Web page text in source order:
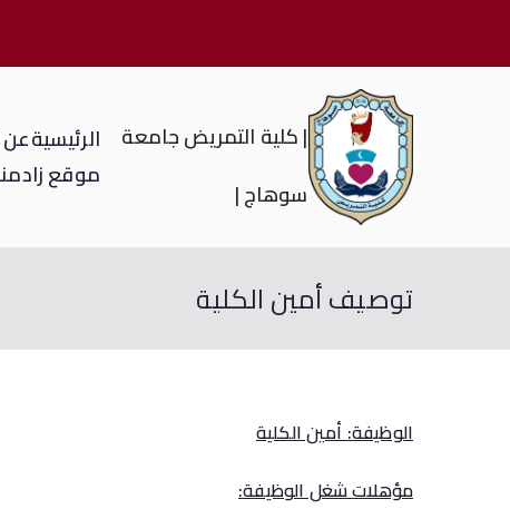
| كلية التمريض جامعة
سوهاج |
الرئيسيةعن
موقع زاد
توصيف أمين الكلية
الوظيفة: أمين الكلية
مؤهلات شغل الوظيفة: